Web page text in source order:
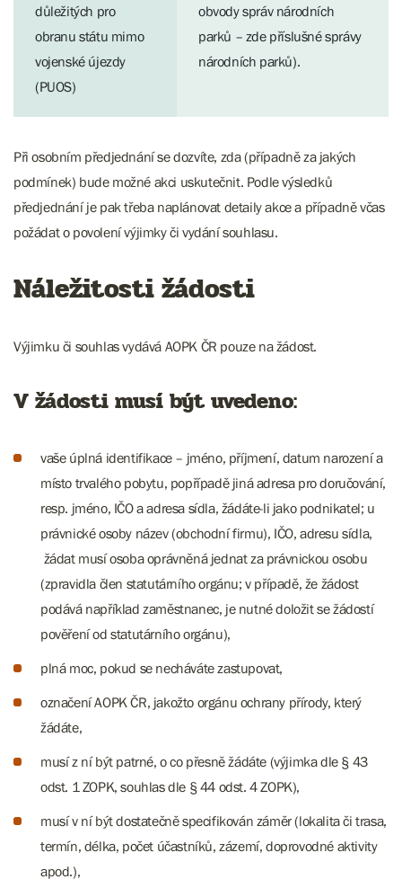
důležitých pro
obranu státu mimo
vojenské újezdy
(PUOS)
obvody správ národních
parků – zde příslušné správy
národních parků).
Při osobním předjednání se dozvíte, zda (případně za jakých
podmínek) bude možné akci uskutečnit. Podle výsledků
předjednání je pak třeba naplánovat detaily akce a případně včas
požádat o povolení výjimky či vydání souhlasu.
Náležitosti žádosti
Výjimku či souhlas vydává AOPK ČR pouze na žádost.
V žádosti musí být uvedeno:
vaše úplná identifikace – jméno, příjmení, datum narození a
místo trvalého pobytu, popřípadě jiná adresa pro doručování,
resp. jméno, IČO a adresa sídla, žádáte-li jako podnikatel; u
právnické osoby název (obchodní firmu), IČO, adresu sídla,
žádat musí osoba oprávněná jednat za právnickou osobu
(zpravidla člen statutárního orgánu; v případě, že žádost
podává například zaměstnanec, je nutné doložit se žádostí
pověření od statutárního orgánu),
plná moc, pokud se necháváte zastupovat,
označení AOPK ČR, jakožto orgánu ochrany přírody, který
žádáte,
musí z ní být patrné, o co přesně žádáte (výjimka dle § 43
odst. 1 ZOPK, souhlas dle § 44 odst. 4 ZOPK),
musí v ní být dostatečně specifikován záměr (lokalita či trasa,
termín, délka, počet účastníků, zázemí, doprovodné aktivity
apod.),